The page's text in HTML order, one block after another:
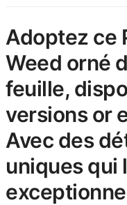
Adoptez ce
Weed orné
feuille,
versions or
Avec des
uniques qui